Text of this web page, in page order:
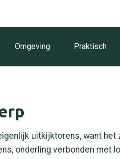
Omgeving Praktisch
uitkijktorens, want het
onderling verbonden met